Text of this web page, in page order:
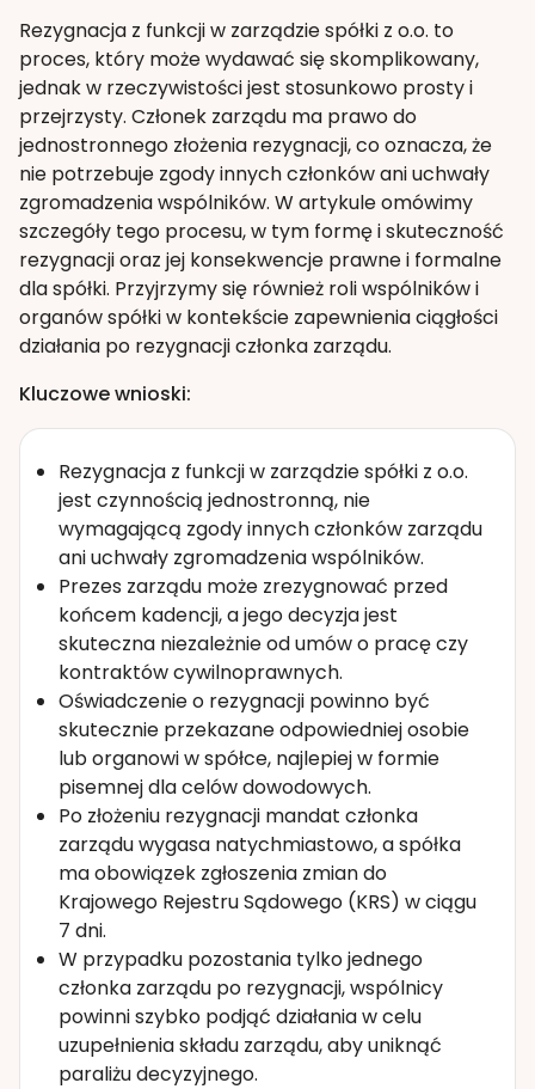
Rezygnacja z funkcji w zarządzie spółki z o.o. to
proces, który może wydawać się skomplikowany,
jednak w rzeczywistości jest stosunkowo prosty i
przejrzysty. Członek zarządu ma prawo do
jednostronnego złożenia rezygnacji, co oznacza, że
nie potrzebuje zgody innych członków ani uchwały
zgromadzenia wspólników. W artykule omówimy
szczegóły tego procesu, w tym formę i skuteczność
rezygnacji oraz jej konsekwencje prawne i formalne
dla spółki. Przyjrzymy się również roli wspólników i
organów spółki w kontekście zapewnienia ciągłości
działania po rezygnacji członka zarządu.
Kluczowe wnioski:
Rezygnacja z funkcji w zarządzie spółki z o.o.
jest czynnością jednostronną, nie
wymagającą zgody innych członków zarządu
ani uchwały zgromadzenia wspólników.
Prezes zarządu może zrezygnować przed
końcem kadencji, a jego decyzja jest
skuteczna niezależnie od umów o pracę czy
kontraktów cywilnoprawnych.
Oświadczenie o rezygnacji powinno być
skutecznie przekazane odpowiedniej osobie
lub organowi w spółce, najlepiej w formie
pisemnej dla celów dowodowych.
Po złożeniu rezygnacji mandat członka
zarządu wygasa natychmiastowo, a spółka
ma obowiązek zgłoszenia zmian do
Krajowego Rejestru Sądowego (KRS) w ciągu
7 dni.
W przypadku pozostania tylko jednego
członka zarządu po rezygnacji, wspólnicy
powinni szybko podjąć działania w celu
uzupełnienia składu zarządu, aby uniknąć
paraliżu decyzyjnego.